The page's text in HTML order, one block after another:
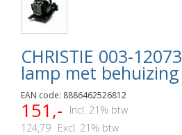
CHRISTIE 003-
lamp met behuizing
EAN code: 8886462526812
151,-
Incl. 21% btw
124,79 Excl. 21% btw